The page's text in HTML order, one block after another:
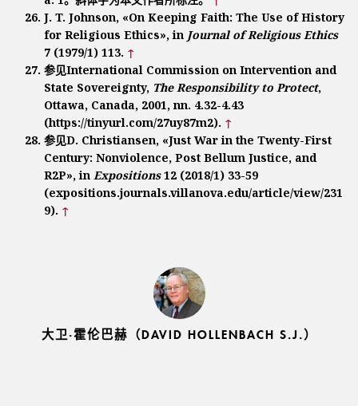
J. T. Johnson, «On Keeping Faith: The Use of History
for Religious Ethics», in Journal of Religious Ethics
7 (1979/1) 113. ↑
参见International Commission on Intervention and
State Sovereignty, The Responsibility to Protect,
Ottawa, Canada, 2001, nn. 4.32-4.43
(https://tinyurl.com/27uy87m2). ↑
参见D. Christiansen, «Just War in the Twenty-First
Century: Nonviolence, Post Bellum Justice, and
R2P», in Expositions12 (2018/1) 33-59
(expositions.journals.villanova.edu/article/view/231
9). ↑
大卫·霍伦巴赫（DAVID HOLLENBACH S.J.）